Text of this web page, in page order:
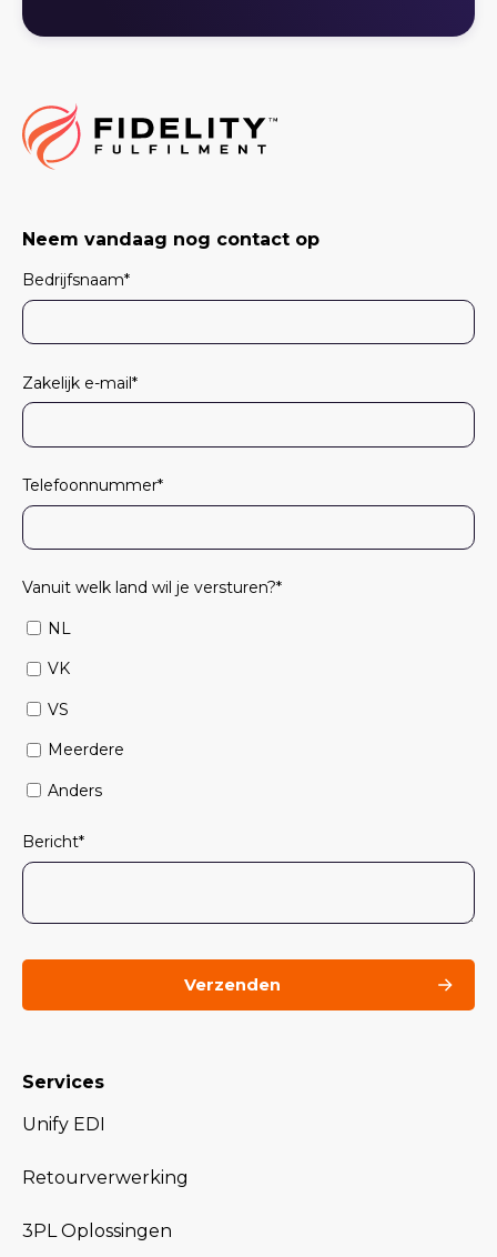
Services
Unify EDI
Retourverwerking
3PL Oplossingen
Neem vandaag nog contact op
Bedrijfsnaam*
Zakelijk e-mail*
Telefoonnummer*
Vanuit welk land wil je versturen?*
NL
VK
VS
Meerdere
Anders
Bericht*